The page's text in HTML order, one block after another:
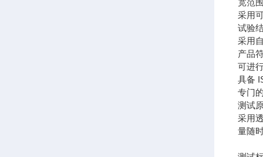
宽范
采用
试验
采用
产品
可进
具备
专门
测试
采用
量随